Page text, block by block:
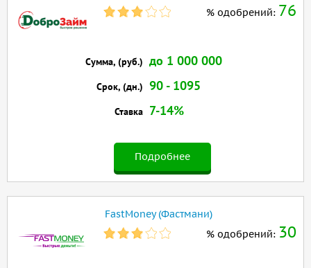
% одобрений: 76
Подробнее
Сумма, (руб.) до 1 000 000
Срок, (дн.) 90 - 1095
Ставка 7-14%
FastMoney (Фастмани)
% одобрений: 30